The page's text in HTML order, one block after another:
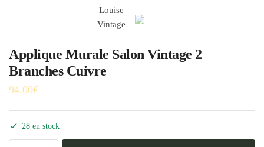
Applique Murale Salon Vintage 2
Branches Cuivre
94.00€
28 en stock